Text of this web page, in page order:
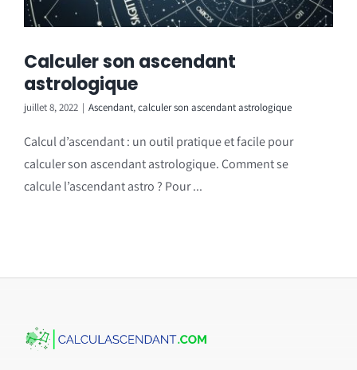
Calculer son ascendant
astrologique
juillet 8, 2022 | Ascendant,calculer son ascendant astrologique
Calcul d’ascendant : un outil pratique et facile pour
calculer son ascendant astrologique. Comment se
calcule l’ascendant astro ? Pour ...